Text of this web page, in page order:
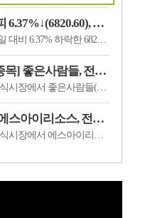
[장마감] 코스피 6.37%↓(6820.60), 코스닥 4.53%↓(791.84)
16일 코스피는 전일 대비 6.37% 하락한 6820.60포인트로 마감했다. 이날 개인은 3조6606억원을 순매수했고 외국인과 기관은 각각 1조3920억원, 2조3682억원을 순매도했다.코스닥은 전일 대비 4.53% 내린 791.84포인트로 거래를 마쳤다. 개인은 4467억원을 순매수한 반면 외국인과 기관은 각각 3065억원, 1563억원을 순매도했다.임정은 KB증권 연구원은 KB리서...
[거래량 상위 종목] 좋은사람들, 전일비 29.90% ↑... 현재가 530원
16일 기준 국내 주식시장에서 좋은사람들(033340)이 전일비 ▲122원(29.90%) 오른 530원에 거래 중이다.좋은사람들은 내의류와 언더웨어 등을 제조·판매하는 의류 전문기업이다. 소비 경기와 브랜드 판매 흐름, 수급 변화에 따라 주가 변동성이 나타날 수 있다.이어 씨피시스템(413630, 3360원, ▲370, 12.37%), 조아제약(034940, 625원, ▲53, 9.27%), 웰크..
[52주 최저가] 에스아이리소스, 전일비 29.78.% ↓... 현재가 125원
16일 기준 국내 주식시장에서 에스아이리소스(065420)가 전일비 ▼53원(-29.78%) 내린 125원에 거래 중이다.에스아이리소스는 자원개발 및 에너지 관련 사업을 영위하는 기업으로, 원자재 가격과 에너지 수급 흐름에 따라 주가 변동성이 나타날 수 있다. 최근 투자심리 위축과 수급 변화가 맞물리며 52주 최저가를 기록한 것으로 보인다.이어 레몬..